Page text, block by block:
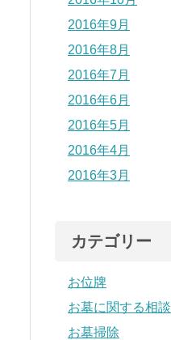
2016年9月
2016年8月
2016年7月
2016年6月
2016年5月
2016年4月
2016年3月
カテゴリー
お位牌
お墓に関する相談
お墓掃除